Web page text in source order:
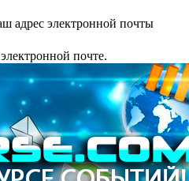
адрес электронной почты
почте.